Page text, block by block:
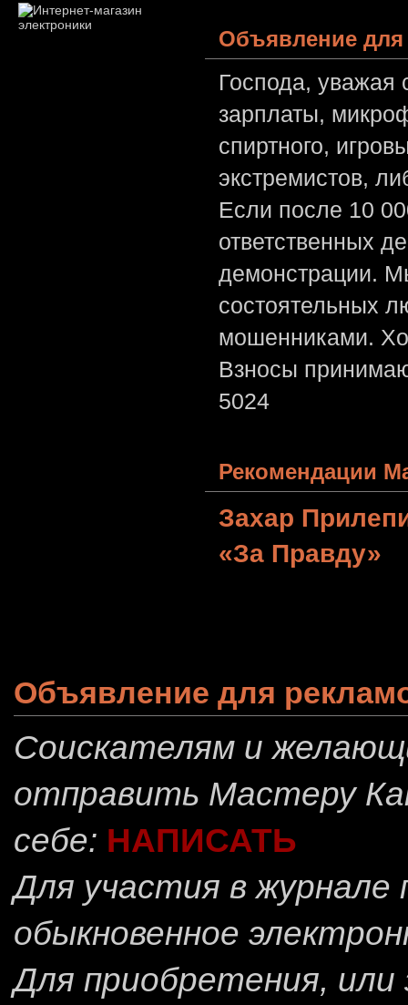
Объявление для
Господа,
зарплаты,
спиртного,
экстремистов,
Если после 10
ответственных
демонстрации.
состоятельных
мошенниками.
Взносы
5024
Рекомендации
Захар
«За Правду»
Объявление для
Соискателям и
отправить Мастеру
себе: НАПИСАТЬ
Для участия в
обыкновенное
Для приобретения, или